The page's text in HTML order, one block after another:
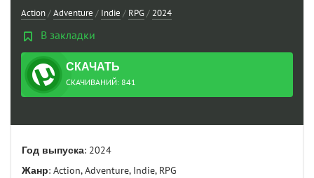
Action/Adventure / Indie / RPG/ 2024
В закладки
СКАЧАТЬ
ТОРРЕНТСКАЧИВАНИЙ: 841
Год выпуска: 2024
Жанр: Action, Adventure, Indie, RPG